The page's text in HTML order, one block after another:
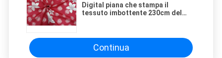
Digital piana che stampa il
tessuto imbottente 230cm del
Continua